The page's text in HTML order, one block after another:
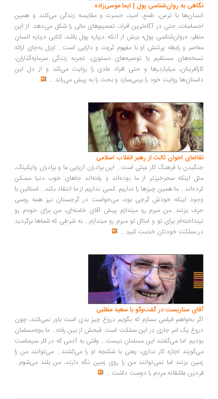
نگاهی به روان‌شناسی پول | ایما موسی‌زاده
انسان‌ها با ترس، طمع، امید، حسرت و مقایسه زندگی می‌کنند و همین
احساسات، حتی در آگاه‌ترین افراد، تصمیم‌های مالی را شکل می‌دهد. از این
منظر، «روان‌شناسی پول» بیش از آنکه درباره پول باشد، کتابی درباره انسان
معاصر و رابطه پرتنش او با مفهوم ثروت و دارایی است... اوزل به‌جای ارائه
نسخه‌های مستقیم یا توصیه‌های دستوری، تجربه زندگی سرمایه‌گذاران،
کارآفرینان، میلیاردرها و حتی افراد عادی را روایت می‌کند و از دل این
داستان‌ها روایت خود را برمی‌سازد و بحث را به پیش می‌راند ...
تقاضای اخوان ثالث از رهبر انقلاب اسلامی
جنگیدن با فرهنگ کار عبثی است... این برادران آریایی ما و برادران وایکینگ،
مثل اینکه سحرخیزتر از ما بوده‌اند و رفته‌اند جاهای خوب دنیا مسکن
کرده‌اند... ما همین چیزها را نداریم. کسی نداریم از ما انتقاد بکند... استالین با
وجود اینکه خودش گرجی بود، می‌خواست در گرجستان نیز همه روسی
حرف بزنند...من میرم رو میندازم پیش آقای خامنه‌ای، من برای خودم رو
نینداخته‌ام برای تو و امثال تو میرم رو میندازم... به شرطی که شماها برگردید
در مملکت خودتان خدمت کنید ...
آقای سناریست در گفت‌وگو با سعید مطلبی
اگر بخواهم فیلمی بسازم که بگویم دروغ چیز بدی است باور نمی‌کنند، چون
دروغ یک امر جاری در این مملکت است. قبحش از بین رفته... ما بچه‌مسلمان
بودیم. اما می‌گفتند این مسلمان نیست... وقتی به آدمی که در کار سینماست
می‌گویند اجازه کار نداری، یعنی با شکنجه او را می‌کشند... می‌توانند من را
زمین بزنند اما نمی‌توانند من را روی زمین نگه دارند، من بلند می‌شوم...
فردین عاشقانه مردم را دوست داشت ...